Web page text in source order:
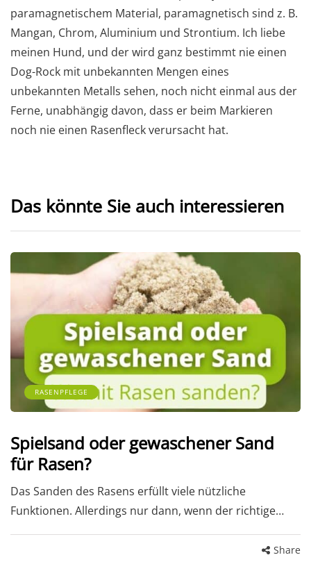
paramagnetischem Material, paramagnetisch sind z. B.
Mangan, Chrom, Aluminium und Strontium. Ich liebe
meinen Hund, und der wird ganz bestimmt nie einen
Dog-Rock mit unbekannten Mengen eines
unbekannten Metalls sehen, noch nicht einmal aus der
Ferne, unabhängig davon, dass er beim Markieren
noch nie einen Rasenfleck verursacht hat.
Das könnte Sie auch interessieren
RASENPFLEGE
Spielsand oder gewaschener Sand
für Rasen?
Das Sanden des Rasens erfüllt viele nützliche
Funktionen. Allerdings nur dann, wenn der richtige…
Share